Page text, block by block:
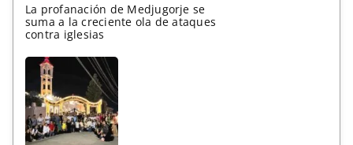
La profanación de Medjugorje se
suma a la creciente ola de ataques
contra iglesias